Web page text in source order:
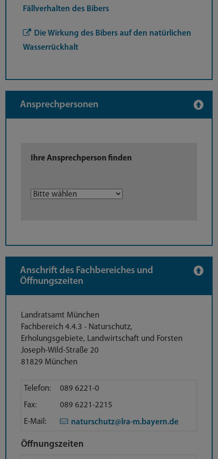
Fällverhalten des Bibers
Die Wirkung des Bibers auf den natürlichen
Wasserrückhalt
Ansprechpersonen
Ihre Ansprechperson finden
Anschrift des Fachbereiches und
Öffnungszeiten
Anschrift
Landratsamt München
Fachbereich 4.4.3 - Naturschutz,
Erholungsgebiete, Landwirtschaft und Forsten
Joseph-Wild-Straße 20
81829 München
Direktkontakt
Telefon:
089 6221-0
Fax:
089 6221-2215
E-Mail:
naturschutz@lra-m.bayern.de
Öffnungszeiten